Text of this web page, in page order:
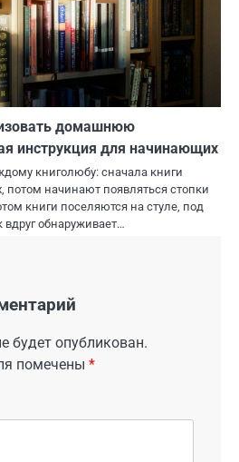
домашнюю
инструкция для начинающих
книголюбу: сначала книги
потом начинают появляться стопки
книги поселяются на стуле, под
обнаруживает…
будет опубликован.
помечены *